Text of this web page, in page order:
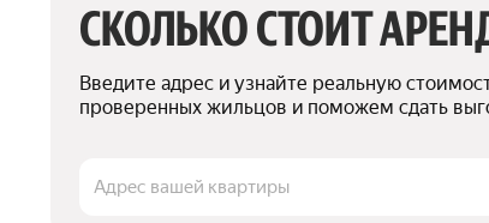
СКОЛЬКО СТОИТ
Введите адрес и узнайте реальную
проверенных жильцов и поможем сдать
Адрес вашей квартиры